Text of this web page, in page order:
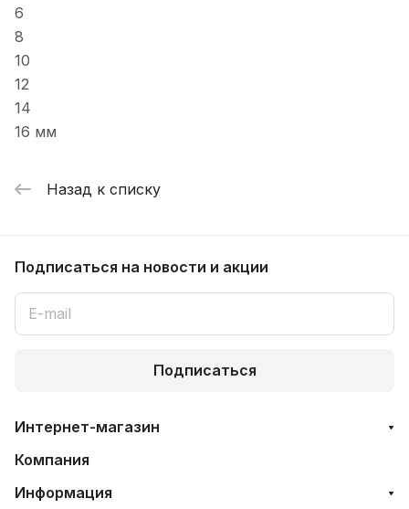
6
8
10
12
14
16 мм
Назад к списку
Подписаться на новости и акции
Подписаться
Интернет-магазин
Компания
Информация